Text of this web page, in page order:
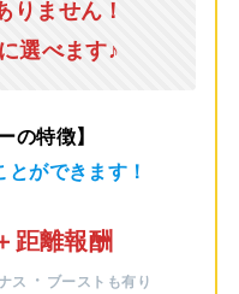
りません！
選べます♪
の特徴】
ができます！
距離報酬
ス ・ ブーストも有り